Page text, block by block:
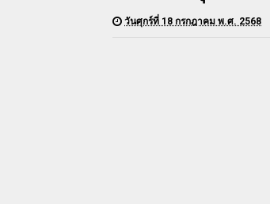
วันศุกร์ที่ 18 กรกฎาคม พ.ศ. 2568